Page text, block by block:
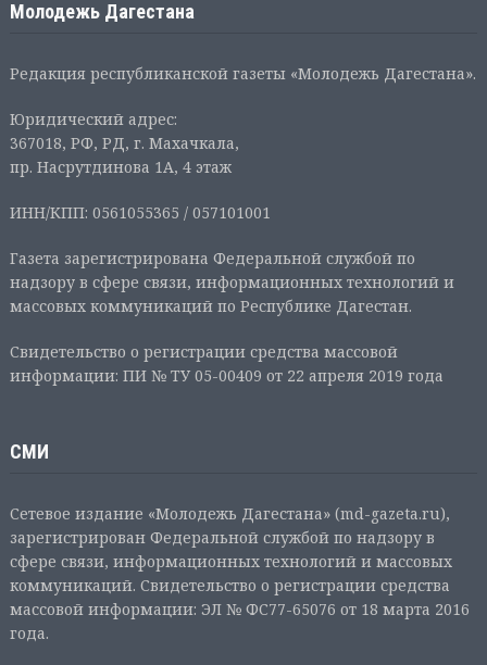
Молодежь Дагестана
Редакция республиканской газеты «Молодежь Дагестана».
Юридический адрес:
367018, РФ, РД, г. Махачкала,
пр. Насрутдинова 1А, 4 этаж
ИНН/КПП: 0561055365 / 057101001
Газета зарегистрирована Федеральной службой по
надзору в сфере связи, информационных технологий и
массовых коммуникаций по Республике Дагестан.
Свидетельство о регистрации средства массовой
информации: ПИ № ТУ 05-00409 от 22 апреля 2019 года
СМИ
Сетевое издание «Молодежь Дагестана» (md-gazeta.ru),
зарегистрирован Федеральной службой по надзору в
сфере связи, информационных технологий и массовых
коммуникаций. Свидетельство о регистрации средства
массовой информации: ЭЛ № ФС77-65076 от 18 марта 2016
года.